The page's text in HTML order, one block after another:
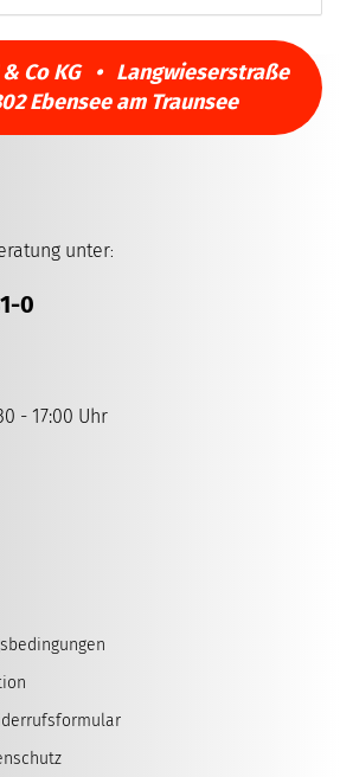
& Co KG • Langwieserstraße
Ebensee am Traunsee
unter:
0
- 17:00 Uhr